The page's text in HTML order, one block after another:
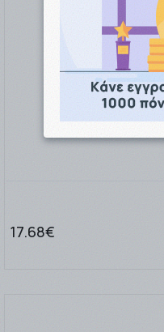
Korres Black
17.68€